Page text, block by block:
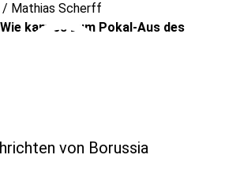
play_circle
/ Mathias Scherff
kam es zum Pokal-Aus des
von Borussia